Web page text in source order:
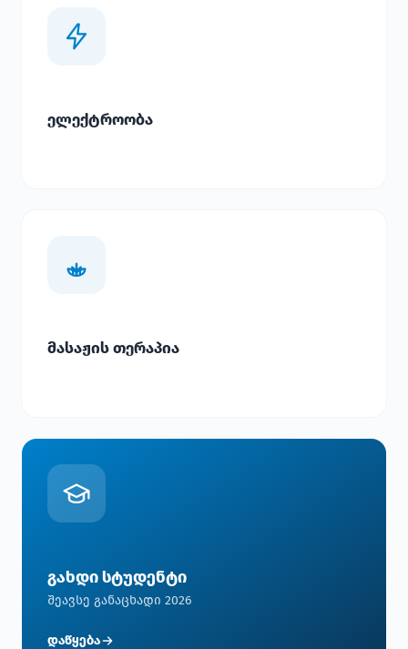
ელექტროობა
მასაჟის თერაპია
გახდი სტუდენტი
შეავსე განაცხადი 2026
დაწყება